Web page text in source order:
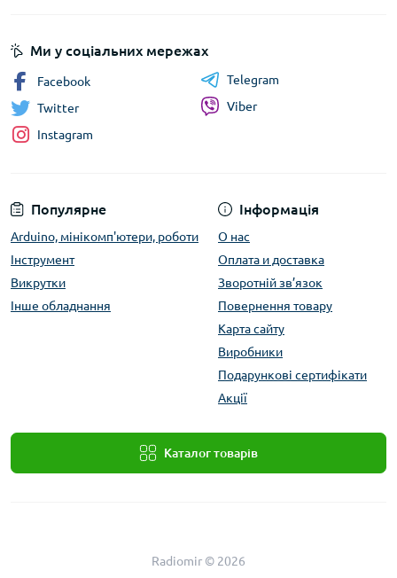
Популярне
Arduino, мінікомп'ютери, роботи
Інструмент
Викрутки
Інше обладнання
Інформація
О нас
Оплата и доставка
Зворотній зв’язок
Повернення товару
Карта сайту
Виробники
Подарункові сертифікати
Акції
Каталог товарів
Ми у соціальних мережах
Facebook
Twitter
Instagram
Telegram
Viber
Radiomir © 2026